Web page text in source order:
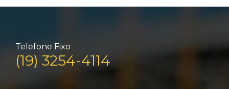
Telefone Fixo
(19) 3254-4114